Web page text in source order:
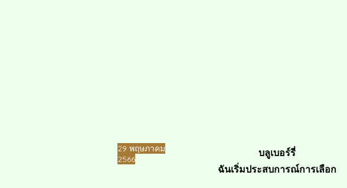
​29 พฤษภาคม
2566
​บลูเบอร์รี่
ฉันเริ่มประสบการณ์การเลือก